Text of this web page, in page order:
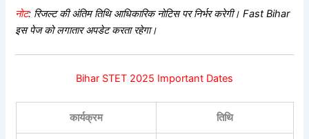
नोट: रिजल्ट की अंतिम तिथि आधिकारिक नोटिस पर निर्भर करेगी। Fast Bihar
इस पेज को लगातार अपडेट करता रहेगा।
Bihar STET 2025 Important Dates
कार्यक्रम तिथि